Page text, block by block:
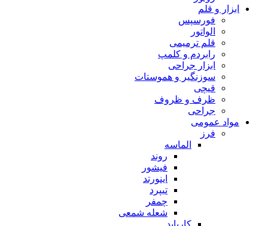
ابزار و قلم
فورسپس
الواتور
قلم ترمیمی
رابردم و کلمپ
ابزار جراحی
سوزنگیر و هموستات
قیچی
ظرف و ظروف
جراحی
مواد عمومی
فرز
الماسه
روند
فیشور
اینورتد
تیپرد
چمفر
شعله شمعی
کارباید